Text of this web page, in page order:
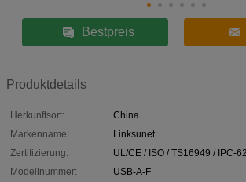
Bestpreis
Produktdetails
Herkunftsort:
China
Markenname:
Linksunet
Zertifizierung:
UL/CE / ISO / TS16949 / IPC-
Modellnummer:
USB-A-F